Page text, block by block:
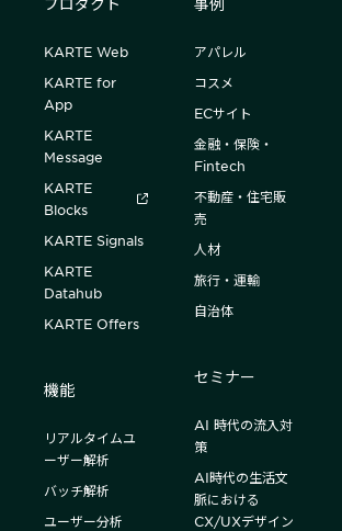
KARTE Web
KARTE for
App
KARTE
Message
KARTE
Blocks
KARTE Signals
KARTE
Datahub
KARTE Offers
機能
リアルタイムユ
ーザー解析
バッチ解析
ユーザー分析
アパレル
コスメ
ECサイト
金融・保険・
Fintech
不動産・住宅販
売
人材
旅行・運輸
自治体
セミナー
AI 時代の流入対
策
AI時代の生活文
脈における
CX/UXデザイン